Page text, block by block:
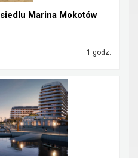
Marina Mokotów
1 godz.